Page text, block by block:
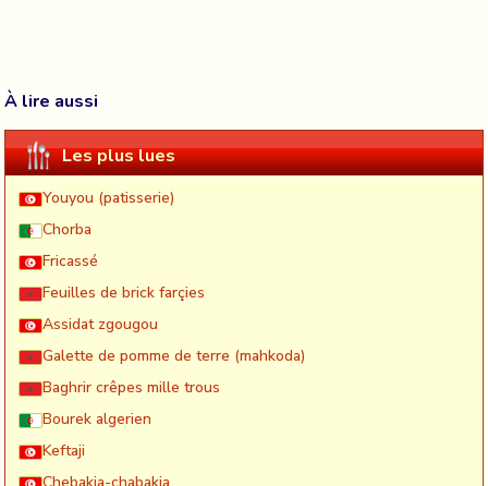
À lire aussi
Les plus lues
Youyou (patisserie)
Chorba
Fricassé
Feuilles de brick farçies
Assidat zgougou
Galette de pomme de terre (mahkoda)
Baghrir crêpes mille trous
Bourek algerien
Keftaji